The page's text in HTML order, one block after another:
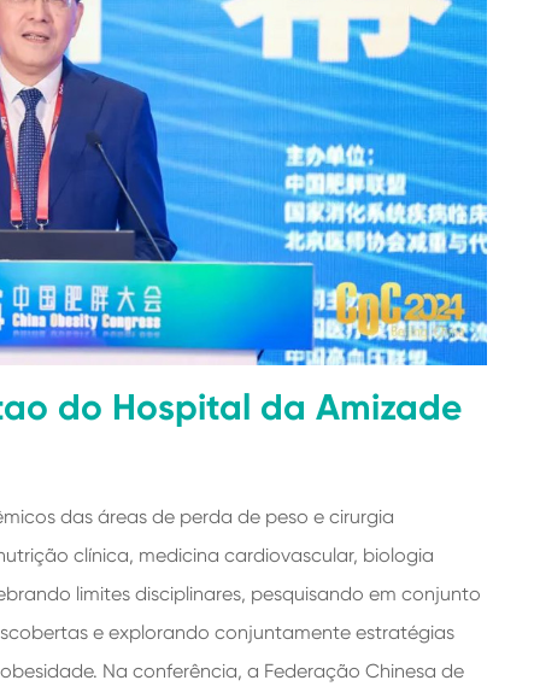
do Hospital da Amizade
das áreas de perda de peso e cirurgia
clínica, medicina cardiovascular, biologia
limites disciplinares, pesquisando em conjunto
e explorando conjuntamente estratégias
Na conferência, a Federação Chinesa de